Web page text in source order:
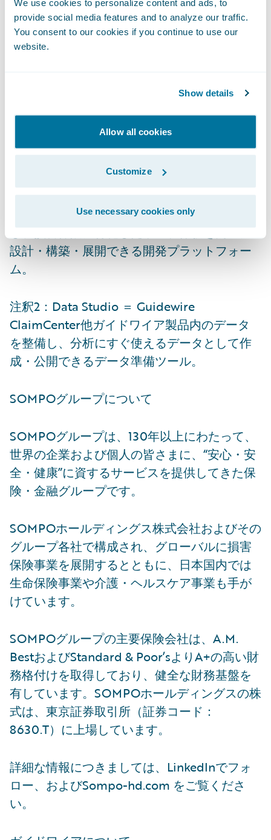
We use cookies to personalize content and ads, to
provide social media features and to analyze our traffic.
You consent to our cookies if you continue to use our
website.
Show details
Allow all cookies
Customize
Use necessary cookies only
ルな事業運営においてGuidewire Cloud
Platformが選定されたことを光栄に思いま
す。SOMPOのお客さまの満足度向上とさらな
援してまいります。日本においては、安全か
を提供し、お客さまがいち早く価値を実感で
きるよう尽力いたします。」と語っていま
す。
注釈1：Jutroデジタルプラットフォーム＝ ガ
イドワイアの基幹製品とネイティブに連携
し、損害保険に特化したウェブ体験を高速に
設計・構築・展開できる開発プラットフォー
ム。
注釈2：Data Studio ＝ Guidewire
ClaimCenter他ガイドワイア製品内のデータ
を整備し、分析にすぐ使えるデータとして作
成・公開できるデータ準備ツール。
SOMPOグループについて
SOMPOグループは、130年以上にわたって、
世界の企業および個人の皆さまに、“安心・安
全・健康”に資するサービスを提供してきた保
険・金融グループです。
SOMPOホールディングス株式会社およびその
グループ各社で構成され、グローバルに損害
保険事業を展開するとともに、日本国内では
生命保険事業や介護・ヘルスケア事業も手が
けています。
SOMPOグループの主要保険会社は、A.M.
BestおよびStandard & Poor’sよりA+の高い財
務格付けを取得しており、健全な財務基盤を
有しています。SOMPOホールディングスの株
式は、東京証券取引所（証券コード：
8630.T）に上場しています。
詳細な情報につきましては、LinkedInでフォ
ロー、およびSompo-hd.com をご覧くださ
い。